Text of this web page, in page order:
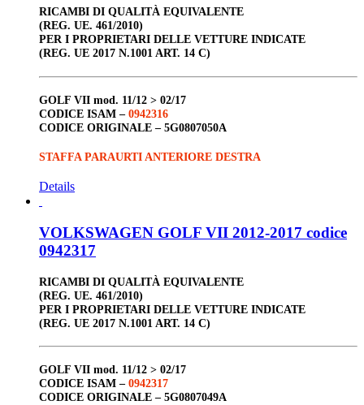
RICAMBI DI QUALITÀ EQUIVALENTE
(REG. UE. 461/2010)
PER I PROPRIETARI DELLE VETTURE INDICATE
(REG. UE 2017 N.1001 ART. 14 C)
GOLF VII mod. 11/12 > 02/17
CODICE ISAM – 0942316
CODICE ORIGINALE – 5G0807050A
STAFFA PARAURTI ANTERIORE DESTRA
Details
VOLKSWAGEN GOLF VII 2012-2017 codice
0942317
RICAMBI DI QUALITÀ EQUIVALENTE
(REG. UE. 461/2010)
PER I PROPRIETARI DELLE VETTURE INDICATE
(REG. UE 2017 N.1001 ART. 14 C)
GOLF VII mod. 11/12 > 02/17
CODICE ISAM – 0942317
CODICE ORIGINALE – 5G0807049A